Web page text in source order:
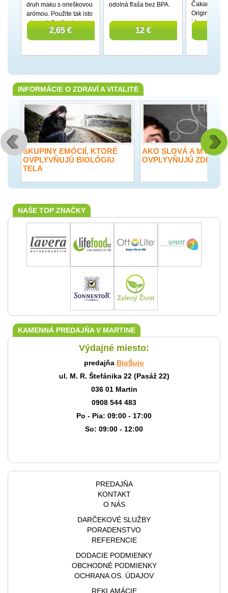
druh maku s orieškovou
arómou. Použite tak isto
ako mak šedý - do
koláčov, pečiva, k
posypaniu. Používa sa
2,65 €
odolná fľaša bez BPA.
12 €
Čakankový
Originál je
trhu
vyrobené
menším ako
INFORMÁCIE O ZDRAVÍ A VITALITE
SKUPINY EMÓCIÍ, KTORÉ
OVPLYVŇUJÚ BIOLÓGIU
TELA
AKO SLOVÁ A
OVPLYVŇUJÚ ZDRAVIE
NAŠE TOP ZNAČKY
KAMENNÁ PREDAJŇA V MARTINE
Výdajné miesto:
predajňa BioŠujo
ul. M. R. Štefánika 22 (Pasáž 22)
036 01 Martin
0908 544 483
Po - Pia: 09:00 - 17:00
So: 09:00 - 12:00
PREDAJŇA
KONTAKT
O NÁS
DARČEKOVÉ SLUŽBY
PORADENSTVO
REFERENCIE
DODACIE PODMIENKY
OBCHODNÉ PODMIENKY
OCHRANA OS. ÚDAJOV
REKLAMÁCIE